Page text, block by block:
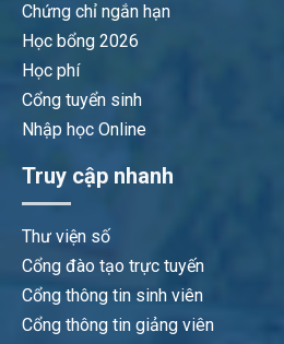
Chứng chỉ ngắn hạn
Học bổng 2026
Học phí
Cổng tuyển sinh
Nhập học Online
Truy cập nhanh
Thư viện số
Cổng đào tạo trực tuyến
Cổng thông tin sinh viên
Cổng thông tin giảng viên